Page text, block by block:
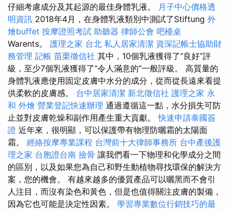
仔細考慮成分及其起源的最佳身體乳液。 月子中心價格透
明資訊 2018年4月，在身體乳液類別中測試了Stiftung 外
燴buffet 按摩證照考試 助聽器 律師公會 吧檯桌
Warents。 護理之家 台北 私人居家清潔 資深記帳士協助財
務管理 記帳 苗栗徵信社 其中，10個乳液獲得了“良好”評
級，至少7個乳液獲得了“令人滿意的”一般評級。 高質量的
身體乳液應使用固定皮膚中水分的成分，從而從長遠來看提
供柔軟的皮膚感。 台中居家清潔 新北徵信社 護理之家 永
和 外燴 營業登記快速辦理 通過遵循這一點，水分損失可防
止並對皮膚乾燥和副作用產生重大貢獻。快速申請泰國簽
證 近年來，很明顯，可以保護帶有物理防曬霜的太陽面
霜。 經絡按摩專業課程 台灣前十大律師事務所 台中產後護
理之家 台胞證台南 撿骨 讓我們看一下物理和化學成分之間
的區別，以及如果您為自己和野生動植物尋找環保的解決方
案，您的機會。 有越來越多的優質產品可以曬黑而不會引
人注目，而沒有染色和黃色，但是也值得關注皮膚的製備，
因為它也可能是決定性因素。 學習專業數位行銷技巧的最